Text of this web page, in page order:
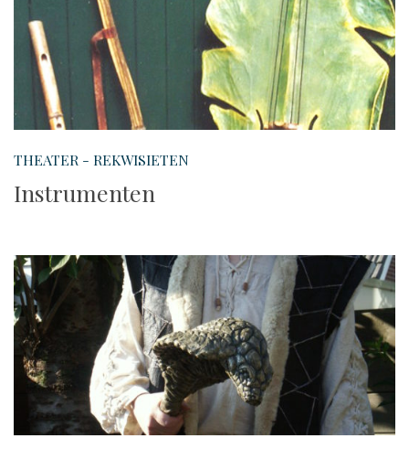
THEATER - REKWISIETEN
Instrumenten